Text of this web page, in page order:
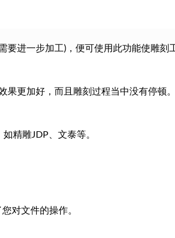
进一步加工)，便可使用此功能使雕刻
更加好，而且雕刻过程当中没有停顿。
精雕JDP、文泰等。
对文件的操作。